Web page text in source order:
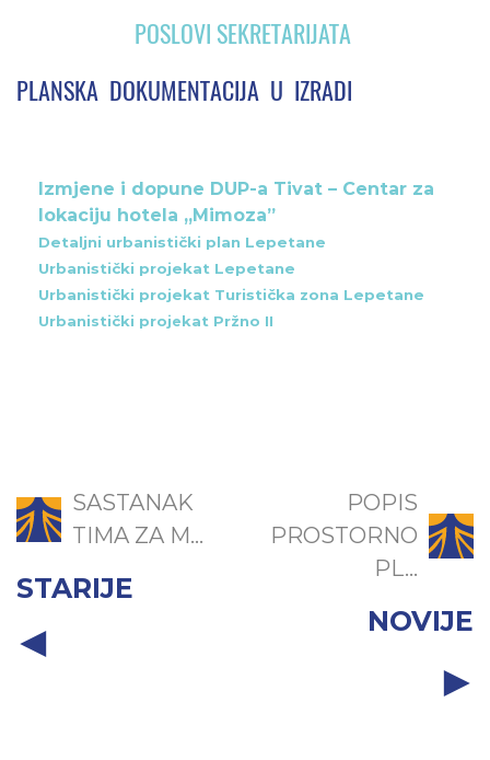
POSLOVI SEKRETARIJATA
PLANSKA DOKUMENTACIJA U IZRADI
Izmjene i dopune DUP-a Tivat – Centar za
lokaciju hotela „Mimoza”
Detaljni urbanistički plan Lepetane
Urbanistički projekat Lepetane
Urbanistički projekat Turistička zona Lepetane
Urbanistički projekat Pržno II
SASTANAK
TIMA ZA M...
STARIJE
POPIS
PROSTORNO
PL...
NOVIJE